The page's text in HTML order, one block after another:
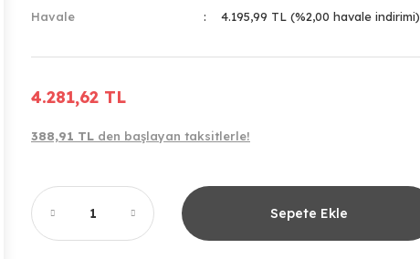
Havale
4.195,99 TL (%2,00 havale indirimi)
4.281,62 TL
388,91 TL den başlayan taksitlerle!
Sepete Ekle